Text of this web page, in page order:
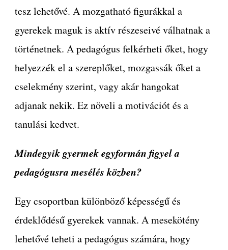
tesz lehetővé. A mozgatható figurákkal a
gyerekek maguk is aktív részeseivé válhatnak a
történetnek. A pedagógus felkérheti őket, hogy
helyezzék el a szereplőket, mozgassák őket a
cselekmény szerint, vagy akár hangokat
adjanak nekik. Ez növeli a motivációt és a
tanulási kedvet.
Mindegyik gyermek egyformán figyel a
pedagógusra mesélés közben?
Egy csoportban különböző képességű és
érdeklődésű gyerekek vannak. A mesekötény
lehetővé teheti a pedagógus számára, hogy